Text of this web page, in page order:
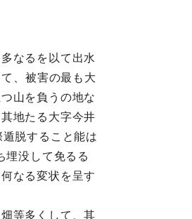
なるを以て出水
、被害の最も大
山を負うの地な
地たる大字今井
脱すること能は
埋没して免るる
なる変状を呈す
等多くして、其